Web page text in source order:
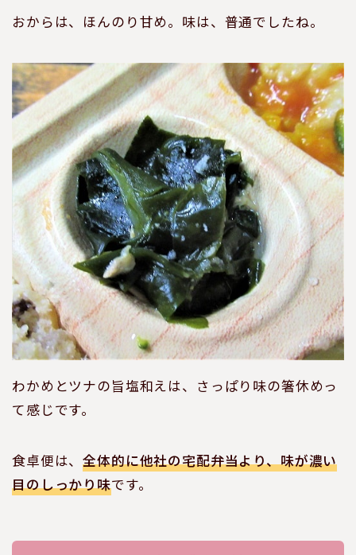
おからは、ほんのり甘め。味は、普通でしたね。
わかめとツナの旨塩和えは、さっぱり味の箸休めっ
て感じです。
食卓便は、全体的に他社の宅配弁当より、味が濃い
目のしっかり味です。